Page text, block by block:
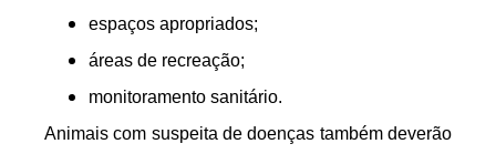
espaços apropriados;
áreas de recreação;
monitoramento sanitário.
Animais com suspeita de doenças também deverão